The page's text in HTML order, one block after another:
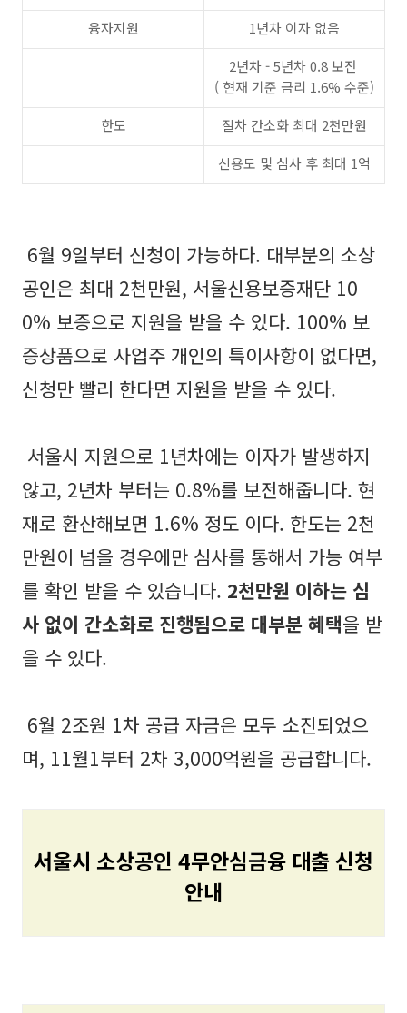
융자지원
1년차 이자 없음
2년차 - 5년차 0.8 보전
( 현재 기준 금리 1.6% 수준)
한도
절차 간소화 최대 2천만원
신용도 및 심사 후 최대 1억
6월 9일부터 신청이 가능하다. 대부분의 소상
공인은 최대 2천만원, 서울신용보증재단 10
0% 보증으로 지원을 받을 수 있다. 100% 보
증상품으로 사업주 개인의 특이사항이 없다면,
신청만 빨리 한다면 지원을 받을 수 있다.
서울시 지원으로 1년차에는 이자가 발생하지
않고, 2년차 부터는 0.8%를 보전해줍니다. 현
재로 환산해보면 1.6% 정도 이다. 한도는 2천
만원이 넘을 경우에만 심사를 통해서 가능 여부
를 확인 받을 수 있습니다. 2천만원 이하는 심
사 없이 간소화로 진행됨으로 대부분 혜택을 받
을 수 있다.
6월 2조원 1차 공급 자금은 모두 소진되었으
며, 11월1부터 2차 3,000억원을 공급합니다.
서울시 소상공인 4무안심금융 대출 신청
안내